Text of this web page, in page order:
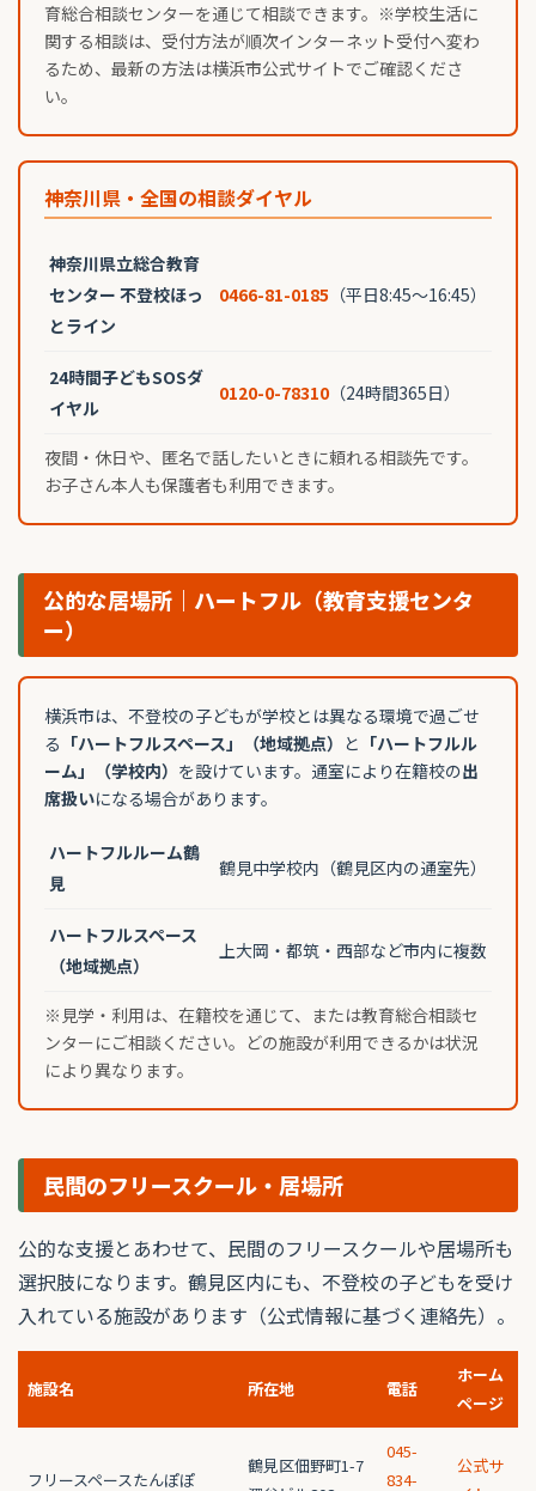
育総合相談センターを通じて相談できます。※学校生活に
関する相談は、受付方法が順次インターネット受付へ変わ
るため、最新の方法は横浜市公式サイトでご確認くださ
い。
神奈川県・全国の相談ダイヤル
神奈川県立総合教育
センター 不登校ほっ
とライン
0466-81-0185 （平日8:45〜16:45）
24時間子どもSOSダ
イヤル
0120-0-78310 （24時間365日）
夜間・休日や、匿名で話したいときに頼れる相談先です。
お子さん本人も保護者も利用できます。
公的な居場所｜ハートフル（教育支援センタ
ー）
横浜市は、不登校の子どもが学校とは異なる環境で過ごせ
る 「ハートフルスペース」（地域拠点） と 「ハートフルル
ーム」（学校内） を設けています。通室により在籍校の出
席扱いになる場合があります。
ハートフルルーム鶴
見
鶴見中学校内（鶴見区内の通室先）
ハートフルスペース
（地域拠点）
上大岡・都筑・西部など市内に複数
※見学・利用は、在籍校を通じて、または教育総合相談セ
ンターにご相談ください。どの施設が利用できるかは状況
により異なります。
民間のフリースクール・居場所
公的な支援とあわせて、民間のフリースクールや居場所も
選択肢になります。鶴見区内にも、不登校の子どもを受け
入れている施設があります（公式情報に基づく連絡先）。
施設名 所在地 電話
ホーム
ページ
フリースペースたんぽぽ
鶴見区佃野町1-7
045-
834-
公式サ